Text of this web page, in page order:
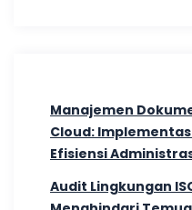
Manajemen
Cloud:
Efisiensi
Audit Lingkungan